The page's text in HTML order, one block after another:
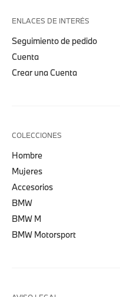
ENLACES DE INTERÉS
Seguimiento de pedido
Cuenta
Crear una Cuenta
COLECCIONES
Hombre
Mujeres
Accesorios
BMW
BMW M
BMW Motorsport